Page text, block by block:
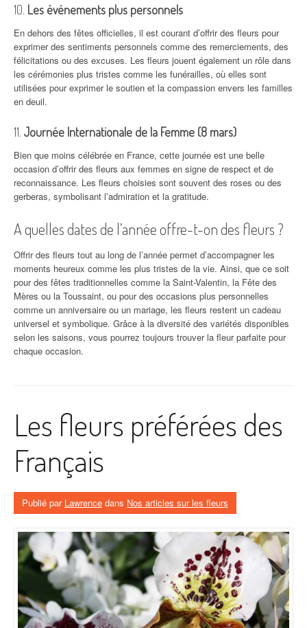
10. Les événements plus personnels
En dehors des fêtes officielles, il est courant d’offrir des fleurs pour
exprimer des sentiments personnels comme des remerciements, des
félicitations ou des excuses. Les fleurs jouent également un rôle dans
les cérémonies plus tristes comme les funérailles, où elles sont
utilisées pour exprimer le soutien et la compassion envers les familles
en deuil.
11. Journée Internationale de la Femme (8 mars)
Bien que moins célébrée en France, cette journée est une belle
occasion d’offrir des fleurs aux femmes en signe de respect et de
reconnaissance. Les fleurs choisies sont souvent des roses ou des
gerberas, symbolisant l’admiration et la gratitude.
A quelles dates de l’année offre-t-on des fleurs ?
Offrir des fleurs tout au long de l’année permet d’accompagner les
moments heureux comme les plus tristes de la vie. Ainsi, que ce soit
pour des fêtes traditionnelles comme la Saint-Valentin, la Fête des
Mères ou la Toussaint, ou pour des occasions plus personnelles
comme un anniversaire ou un mariage, les fleurs restent un cadeau
universel et symbolique. Grâce à la diversité des variétés disponibles
selon les saisons, vous pourrez toujours trouver la fleur parfaite pour
chaque occasion.
Les fleurs préférées des
Français
Publié par Lawrence dans Nos articles sur les fleurs